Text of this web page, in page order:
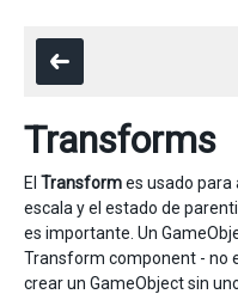
Transforms
El Transformes usado para
escala y el estado de
es importante. Un
Transform component - no
crear un GameObject sin